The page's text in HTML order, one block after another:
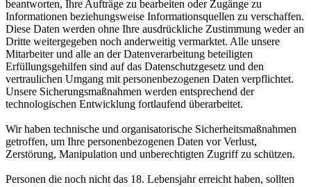
beantworten, Ihre Aufträge zu bearbeiten oder Zugänge zu
Informationen beziehungsweise Informationsquellen zu verschaffen.
Diese Daten werden ohne Ihre ausdrückliche Zustimmung weder an
Dritte weitergegeben noch anderweitig vermarktet. Alle unsere
Mitarbeiter und alle an der Datenverarbeitung beteiligten
Erfüllungsgehilfen sind auf das Datenschutzgesetz und den
vertraulichen Umgang mit personenbezogenen Daten verpflichtet.
Unsere Sicherungsmaßnahmen werden entsprechend der
technologischen Entwicklung fortlaufend überarbeitet.
Wir haben technische und organisatorische Sicherheitsmaßnahmen
getroffen, um Ihre personenbezogenen Daten vor Verlust,
Zerstörung, Manipulation und unberechtigten Zugriff zu schützen.
Personen die noch nicht das 18. Lebensjahr erreicht haben, sollten